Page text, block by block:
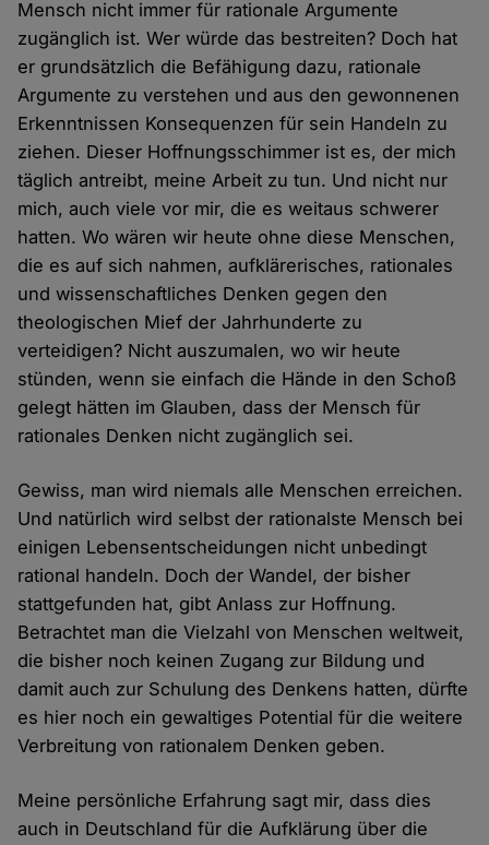
Mensch nicht immer für rationale Argumente
zugänglich ist. Wer würde das bestreiten? Doch hat
er grundsätzlich die Befähigung dazu, rationale
Argumente zu verstehen und aus den gewonnenen
Erkenntnissen Konsequenzen für sein Handeln zu
ziehen. Dieser Hoffnungsschimmer ist es, der mich
täglich antreibt, meine Arbeit zu tun. Und nicht nur
mich, auch viele vor mir, die es weitaus schwerer
hatten. Wo wären wir heute ohne diese Menschen,
die es auf sich nahmen, aufklärerisches, rationales
und wissenschaftliches Denken gegen den
theologischen Mief der Jahrhunderte zu
verteidigen? Nicht auszumalen, wo wir heute
stünden, wenn sie einfach die Hände in den Schoß
gelegt hätten im Glauben, dass der Mensch für
rationales Denken nicht zugänglich sei.
Gewiss, man wird niemals alle Menschen erreichen.
Und natürlich wird selbst der rationalste Mensch bei
einigen Lebensentscheidungen nicht unbedingt
rational handeln. Doch der Wandel, der bisher
stattgefunden hat, gibt Anlass zur Hoffnung.
Betrachtet man die Vielzahl von Menschen weltweit,
die bisher noch keinen Zugang zur Bildung und
damit auch zur Schulung des Denkens hatten, dürfte
es hier noch ein gewaltiges Potential für die weitere
Verbreitung von rationalem Denken geben.
Meine persönliche Erfahrung sagt mir, dass dies
auch in Deutschland für die Aufklärung über die